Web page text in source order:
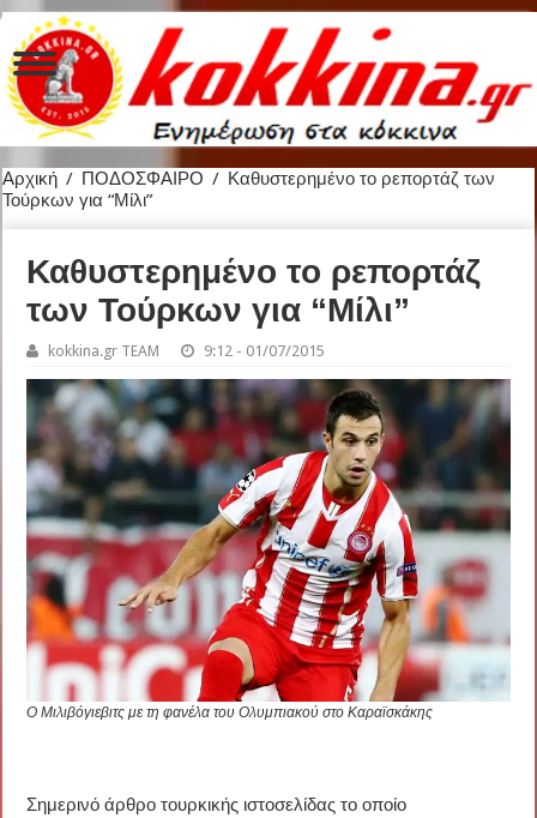
Αρχική / ΠΟΔΟΣΦΑΙΡΟ / Καθυστερημένο το ρεπορτάζ των
Τούρκων για “Μίλι”
Καθυστερημένο το ρεπορτάζ
των Τούρκων για “Μίλι”
kokkina.gr TEAM 9:12 - 01/07/2015
Ο Μιλιβόγιεβιτς με τη φανέλα του Ολυμπιακού στο Καραϊσκάκης
Σημερινό άρθρο τουρκικής ιστοσελίδας το οποίο